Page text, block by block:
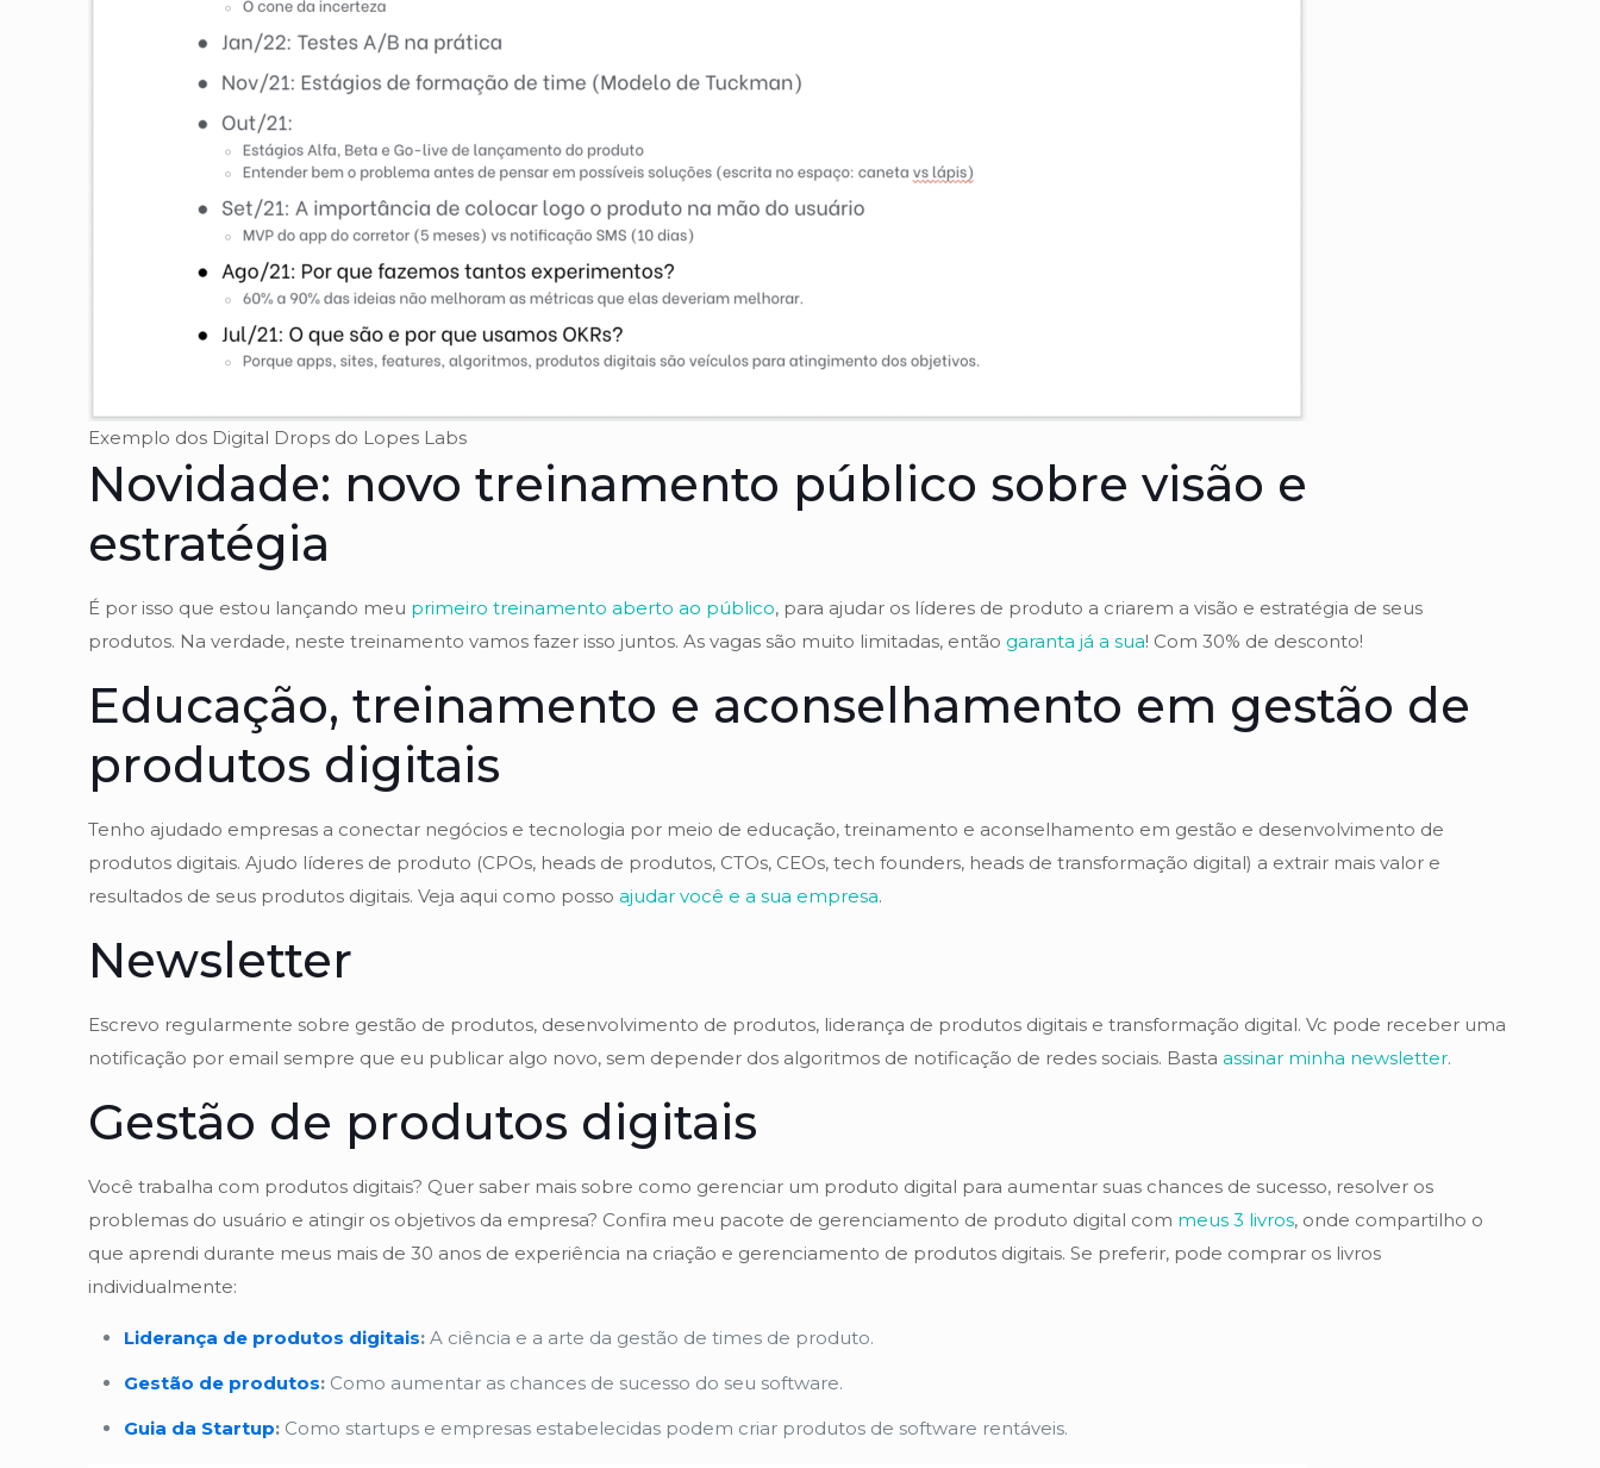
Exemplo dos Digital Drops do Lopes Labs
Novidade: novo treinamento público sobre visão e
estratégia
É por isso que estou lançando meu primeiro treinamento aberto ao público, para ajudar os líderes de produto a criarem a visão e estratégia de seus
produtos. Na verdade, neste treinamento vamos fazer isso juntos. As vagas são muito limitadas, então garanta já a sua! Com 30% de desconto!
Educação, treinamento e aconselhamento em gestão de
produtos digitais
Tenho ajudado empresas a conectar negócios e tecnologia por meio de educação, treinamento e aconselhamento em gestão e desenvolvimento de
produtos digitais. Ajudo líderes de produto (CPOs, heads de produtos, CTOs, CEOs, tech founders, heads de transformação digital) a extrair mais valor e
resultados de seus produtos digitais. Veja aqui como possoajudar você e a sua empresa.
Newsletter
Escrevo reguIarmente sobre gestão de produtos, desenvolvimento de produtos, liderança de produtos digitais e transformação digital. Vc pode receber uma
notificação por email sempre que eu publicar algo novo, sem depender dos algoritmos de notificação de redes sociais. Bastaassinar minha newsletter.
Gestão de produtos digitais
Você trabalha com produtos digitais? Quer saber mais sobre como gerenciar um produto digital para aumentar suas chances de sucesso, resolver os
problemas do usuário e atingir os objetivos da empresa? Confira meu pacote de gerenciamento de produto digital com meus 3 livros, onde compartilho o
que aprendi durante meus mais de 30 anos de experiência na criação e gerenciamento de produtos digitais. Se preferir, pode comprar os livros
individualmente:
Liderança de produtos digitais: A ciência e a arte da gestão de times de produto.
Gestão de produtos: Como aumentar as chances de sucesso do seu software.
Guia da Startup: Como startups e empresas estabelecidas podem criar produtos de software rentáveis.